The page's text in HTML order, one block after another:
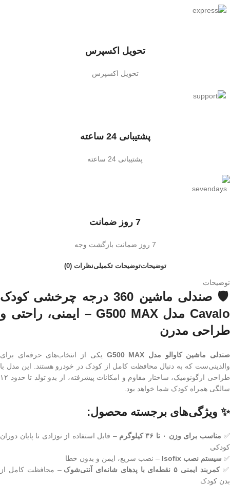
تحویل اکسپرس
تحویل اکسپرس
پشتیبانی 24 ساعته
پشتیبانی 24 ساعته
7 روز ضمانت
7 روز ضمانت بازگشت وجه
توضیحاتتوضیحات تکمیلینظرات (0)
توضیحات
🛡️ صندلی ماشین 360 درجه چرخشی کودک
Cavalo مدل G500 MAX – ایمنی، راحتی و
طراحی مدرن
صندلی ماشین کاوالو مدل G500 MAX
یکی از انتخاب‌های حرفه‌ای برای
والدینی‌ست که به دنبال محافظت کامل از کودک در خودرو هستند. این مدل با
طراحی ارگونومیک، ساختار مقاوم و امکانات پیشرفته، از بدو تولد تا حدود ۱۲
سالگی همراه کودک شما خواهد بود.
✨ ویژگی‌های برجسته محصول:
✅ مناسب برای وزن ۰ تا ۳۶ کیلوگرم
– قابل استفاده از نوزادی تا پایان دوران
کودکی
✅ سیستم نصب Isofix
– نصب سریع، ایمن و بدون خطا
✅کمربند ایمنی ۵ نقطه‌ای با پدهای شانه‌ای آنتی‌شوک
– محافظت کامل از
بدن کودک